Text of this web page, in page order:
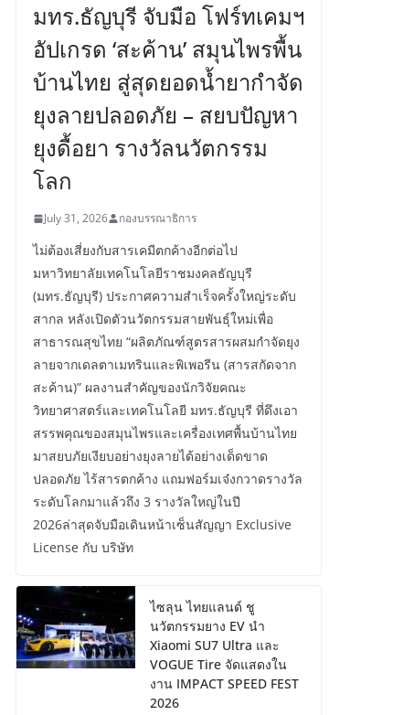
มทร.ธัญบุรี จับมือ โฟร์ทเคมฯ
อัปเกรด ‘สะค้าน’ สมุนไพรพื้น
บ้านไทย สู่สุดยอดน้ำยากำจัด
ยุงลายปลอดภัย – สยบปัญหา
ยุงดื้อยา รางวัลนวัตกรรม
โลก
July 31, 2026 กองบรรณาธิการ
ไม่ต้องเสี่ยงกับสารเคมีตกค้างอีกต่อไป
มหาวิทยาลัยเทคโนโลยีราชมงคลธัญบุรี
(มทร.ธัญบุรี) ประกาศความสำเร็จครั้งใหญ่ระดับ
สากล หลังเปิดตัวนวัตกรรมสายพันธุ์ใหม่เพื่อ
สาธารณสุขไทย “ผลิตภัณฑ์สูตรสารผสมกำจัดยุง
ลายจากเดลตาเมทรินและพิเพอรีน (สารสกัดจาก
สะค้าน)” ผลงานสำคัญของนักวิจัยคณะ
วิทยาศาสตร์และเทคโนโลยี มทร.ธัญบุรี ที่ดึงเอา
สรรพคุณของสมุนไพรและเครื่องเทศพื้นบ้านไทย
มาสยบภัยเงียบอย่างยุงลายได้อย่างเด็ดขาด
ปลอดภัย ไร้สารตกค้าง แถมฟอร์มเจ๋งกวาดรางวัล
ระดับโลกมาแล้วถึง 3 รางวัลใหญ่ในปี
2026ล่าสุดจับมือเดินหน้าเซ็นสัญญา Exclusive
License กับ บริษัท
ไซลุน ไทยแลนด์ ชู
นวัตกรรมยาง EV นำ
Xiaomi SU7 Ultra และ
VOGUE Tire จัดแสดงใน
งาน IMPACT SPEED FEST
2026